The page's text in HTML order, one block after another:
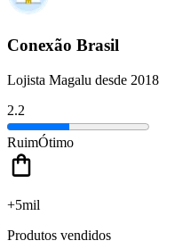
Conexão Brasil
Lojista Magalu desde 2018
2.2
RuimÓtimo
+5mil
Produtos vendidos